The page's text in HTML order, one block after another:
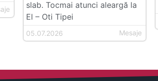
slab. Tocmai atunci aleargă la
El – Oti Tipei
05.07.2026 Mesaje